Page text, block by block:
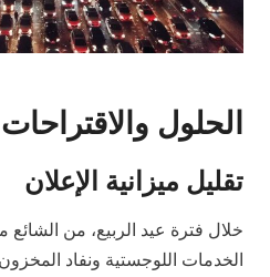
الحلول والاقتراحات
تقليل ميزانية الإعلان
خلال فترة عيد الربيع، من
الخدمات اللوجستية ونفاد